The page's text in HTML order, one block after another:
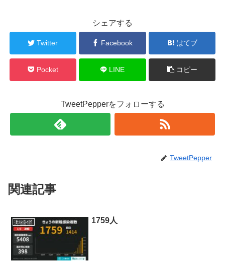
シェアする
Twitter Facebook はてブ
Pocket LINE コピー
TweetPepperをフォローする
TweetPepper
関連記事
トレンド 1759人